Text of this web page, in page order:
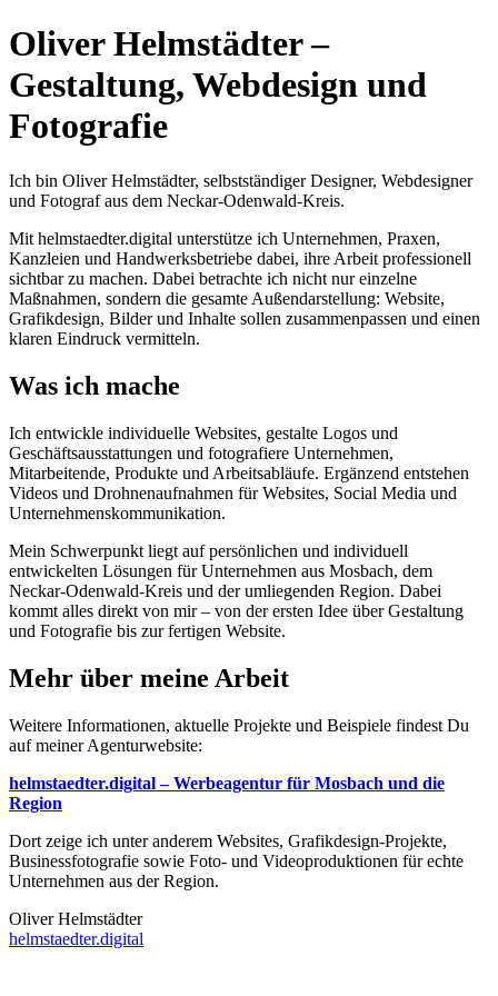
Oliver Helmstädter –
Gestaltung, Webdesign und
Fotografie
Ich bin Oliver Helmstädter, selbstständiger Designer, Webdesigner
und Fotograf aus dem Neckar-Odenwald-Kreis.
Mit helmstaedter.digital unterstütze ich Unternehmen, Praxen,
Kanzleien und Handwerksbetriebe dabei, ihre Arbeit professionell
sichtbar zu machen. Dabei betrachte ich nicht nur einzelne
Maßnahmen, sondern die gesamte Außendarstellung: Website,
Grafikdesign, Bilder und Inhalte sollen zusammenpassen und einen
klaren Eindruck vermitteln.
Was ich mache
Ich entwickle individuelle Websites, gestalte Logos und
Geschäftsausstattungen und fotografiere Unternehmen,
Mitarbeitende, Produkte und Arbeitsabläufe. Ergänzend entstehen
Videos und Drohnenaufnahmen für Websites, Social Media und
Unternehmenskommunikation.
Mein Schwerpunkt liegt auf persönlichen und individuell
entwickelten Lösungen für Unternehmen aus Mosbach, dem
Neckar-Odenwald-Kreis und der umliegenden Region. Dabei
kommt alles direkt von mir – von der ersten Idee über Gestaltung
und Fotografie bis zur fertigen Website.
Mehr über meine Arbeit
Weitere Informationen, aktuelle Projekte und Beispiele findest Du
auf meiner Agenturwebsite:
helmstaedter.digital – Werbeagentur für Mosbach und die
Region
Dort zeige ich unter anderem Websites, Grafikdesign-Projekte,
Businessfotografie sowie Foto- und Videoproduktionen für echte
Unternehmen aus der Region.
Oliver Helmstädter
helmstaedter.digital